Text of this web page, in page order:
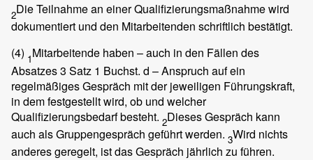
2Die Teilnahme an einer Qualifizierungsmaßnahme wird
dokumentiert und den Mitarbeitenden schriftlich bestätigt.
(4) 1Mitarbeitende haben – auch in den Fällen des
Absatzes 3 Satz 1 Buchst. d – Anspruch auf ein
regelmäßiges Gespräch mit der jeweiligen Führungskraft,
in dem festgestellt wird, ob und welcher
Qualifizierungsbedarf besteht. 2Dieses Gespräch kann
auch als Gruppengespräch geführt werden. 3Wird nichts
anderes geregelt, ist das Gespräch jährlich zu führen.